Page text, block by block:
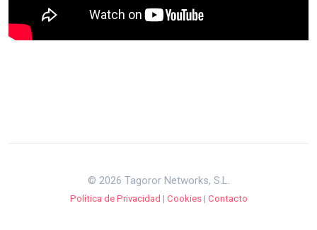
© 2026 Tagoror Networks, S.L.
Política de Privacidad | Cookies| Contacto